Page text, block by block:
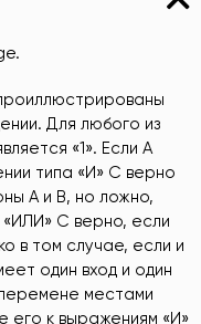
Для любого из
«1». Если А
типа «И» С верно
А и В, но ложно,
С верно, если
в том случае, если и
один вход и один
местами
его к выражениям «И»